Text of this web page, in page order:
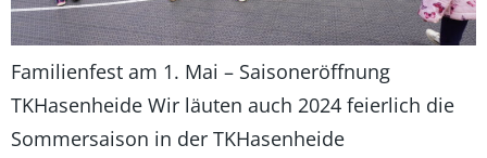
Familienfest am 1. Mai – Saisoneröffnung
TKHasenheide Wir läuten auch 2024 feierlich die
Sommersaison in der TKHasenheide